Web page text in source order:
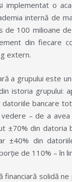
implementat o
internă de
de 100 milioane
din fiecare
extern.
a grupului este
istoria grupului:
datoriile bancare
– de a
±70% din
±40% din
de 110% – în
financiară solidă